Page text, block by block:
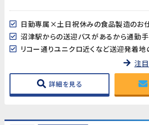
日勤専属×土日祝休みの食品製造のお
リコー通りユニクロ近くなど送迎発着
注
詳細を見る